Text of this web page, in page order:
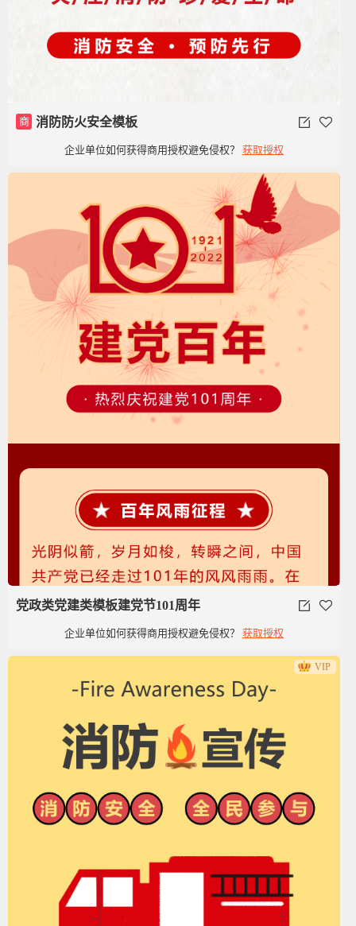
商 消防防火安全模板
企业单位如何获得商用授权避免侵权？ 获取授权
党政类党建类模板建党节101周年
企业单位如何获得商用授权避免侵权？ 获取授权
VIP